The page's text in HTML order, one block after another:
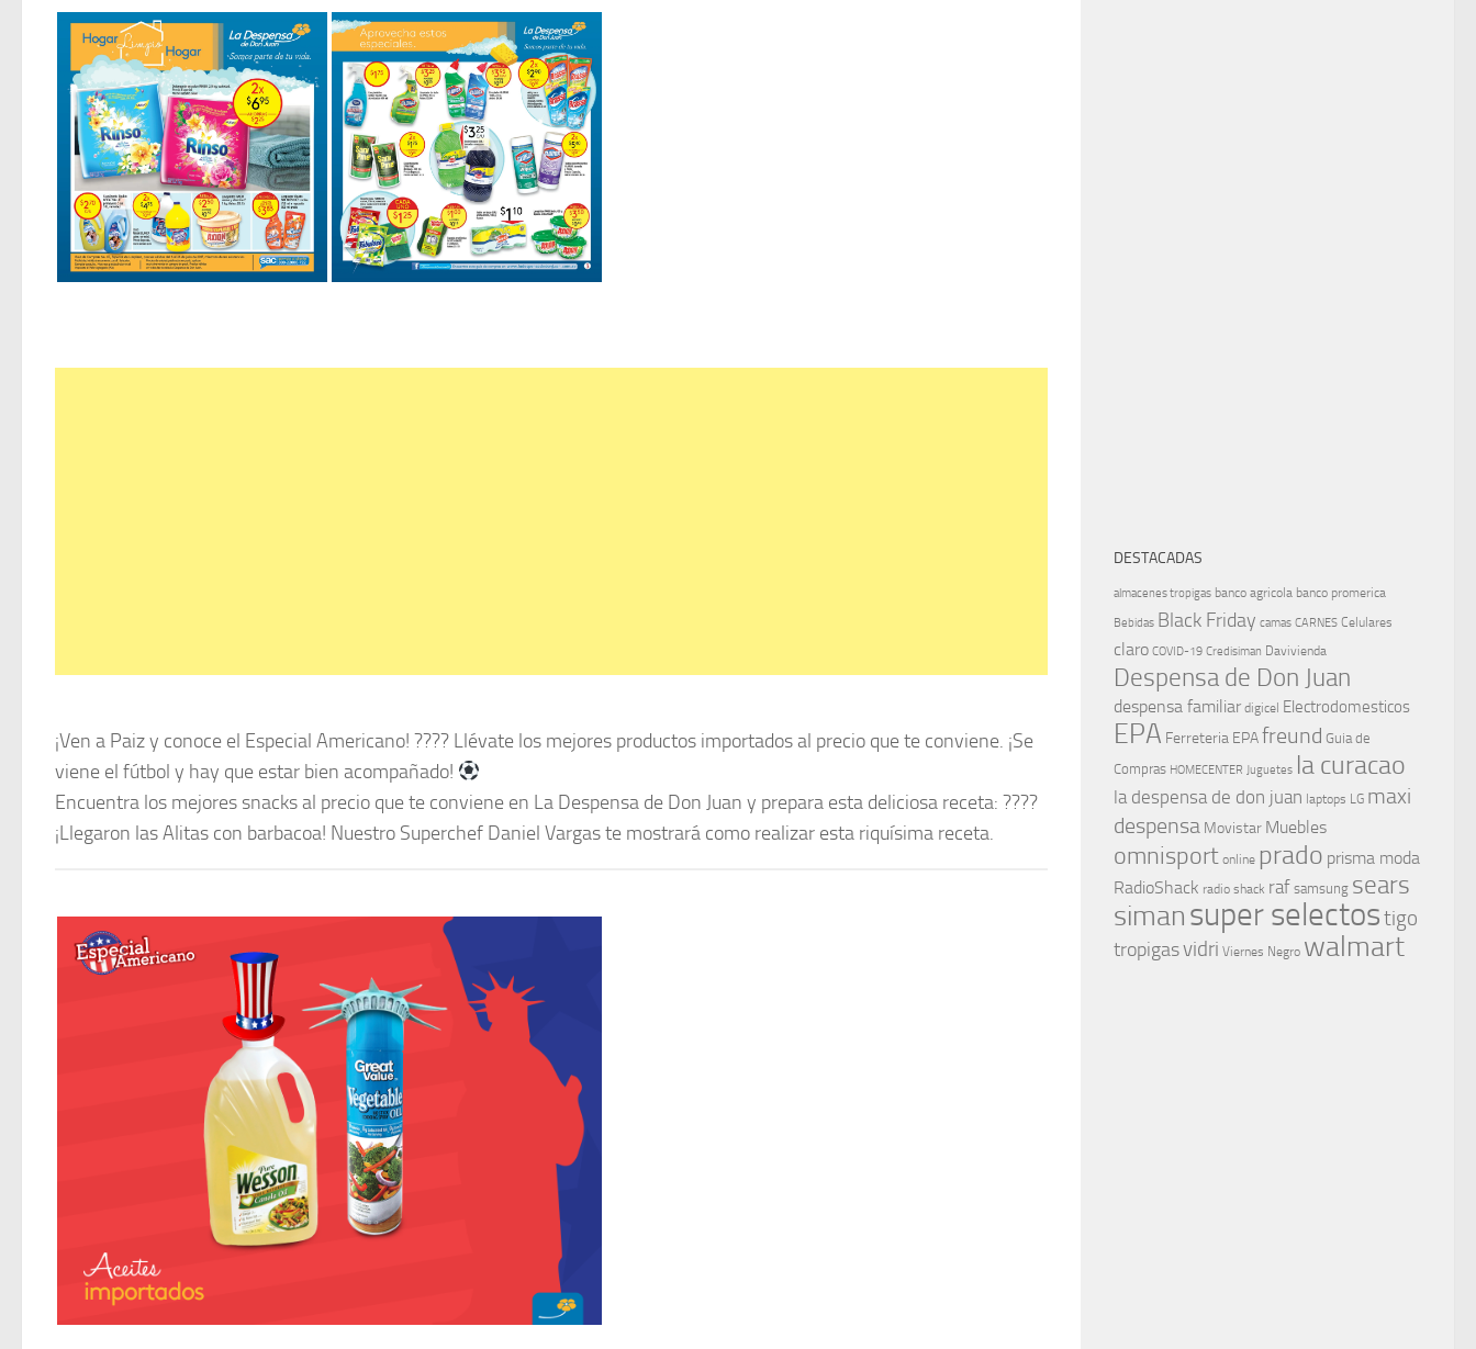
¡Ven a Paiz y conoce el Especial Americano! ???? Llévate los mejores productos importados al precio que te conviene. ¡Se
viene el fútbol y hay que estar bien acompañado!
Encuentra los mejores snacks al precio que te conviene en La Despensa de Don Juan y prepara esta deliciosa receta: ????
¡Llegaron las Alitas con barbacoa! Nuestro Superchef Daniel Vargas te mostrará como realizar esta riquísima receta.
DESTACADAS
almacenes tropigas banco agricola banco promerica
Bebidas Black Friday camas CARNES Celulares
claro COVID-19 Credisiman Davivienda
Despensa de Don Juan
despensa familiar digicel Electrodomesticos
EPA Ferreteria EPAfreund Guia de
Compras HOMECENTER Juguetes la curacao
la despensa de don juan laptops LG maxi
despensa Movistar Muebles
omnisport online prado prisma moda
RadioShack radio shack raf samsung sears
simansuper selectostigo
tropigasvidri Viernes Negro walmart